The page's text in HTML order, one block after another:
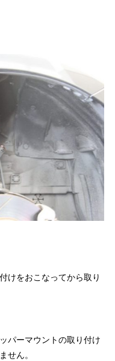
けをおこなってから取り
パーマウントの取り付け
せん。